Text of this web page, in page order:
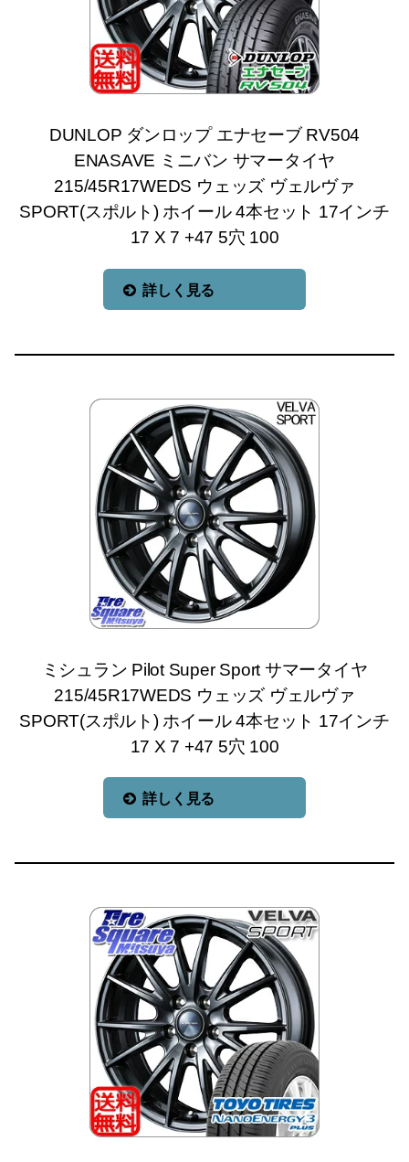
DUNLOP ダンロップ エナセーブ RV504
ENASAVE ミニバン サマータイヤ
215/45R17WEDS ウェッズ ヴェルヴァ
SPORT(スポルト) ホイール 4本セット 17インチ
17 X 7 +47 5穴 100
詳しく見る
ミシュラン Pilot Super Sport サマータイヤ
215/45R17WEDS ウェッズ ヴェルヴァ
SPORT(スポルト) ホイール 4本セット 17インチ
17 X 7 +47 5穴 100
詳しく見る